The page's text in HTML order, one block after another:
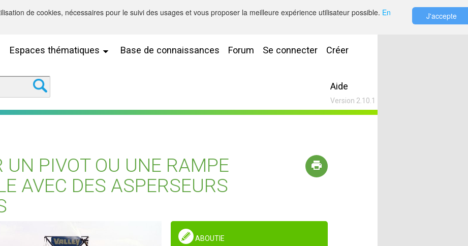
Espaces thématiques Base de connaissances Forum Se connecter Créer
Aide
Version 2.10.1
UN PIVOT OU UNE RAMPE
AVEC DES ASPERSEURS
ABOUTIE
de cookies, nécessaires pour le suivi des usages et vous proposer la meilleure expérience utilisateur possible. En
J'accepte